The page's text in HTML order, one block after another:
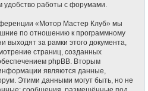
удобство работы с форумами.
«Мотор Мастер Клуб» мы
по отношению к программному
выходят за рамки этого документа,
страниц, созданных
phpBB. Вторым
являются данные,
Этими данными могут быть, но не